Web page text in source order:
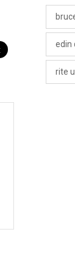
edin
rite